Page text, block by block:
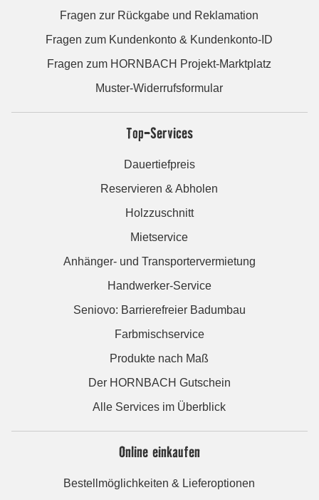
Fragen zur Rückgabe und Reklamation
Fragen zum Kundenkonto & Kundenkonto-ID
Fragen zum HORNBACH Projekt-Marktplatz
Muster-Widerrufsformular
Top-Services
Dauertiefpreis
Reservieren & Abholen
Holzzuschnitt
Mietservice
Anhänger- und Transportervermietung
Handwerker-Service
Seniovo: Barrierefreier Badumbau
Farbmischservice
Produkte nach Maß
Der HORNBACH Gutschein
Alle Services im Überblick
Online einkaufen
Bestellmöglichkeiten & Lieferoptionen